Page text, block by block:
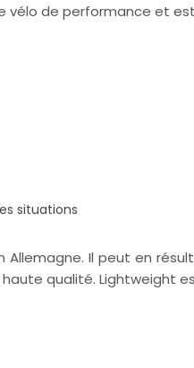
vélo de performance et
situations
Il peut en
qualité. Lightweight